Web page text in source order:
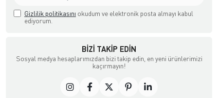
Gizlilik politikasını okudum ve elektronik posta almayı kabul
ediyorum.
BIZI TAKIP EDIN
Sosyal medya hesaplarımızdan bizi takip edin, en yeni ürünlerimizi
kaçırmayın!